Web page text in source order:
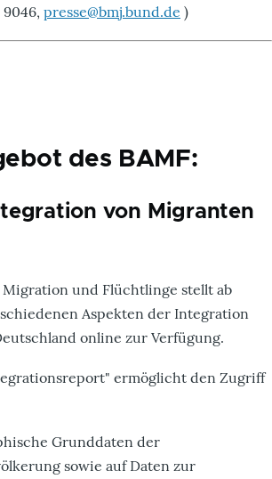
presse@bmj.bund.de )
des BAMF:
von Migranten
Migration und Flüchtlinge stellt ab
Aspekten der Integration
online zur Verfügung.
ermöglicht den Zugriff
Grunddaten der
sowie auf Daten zur